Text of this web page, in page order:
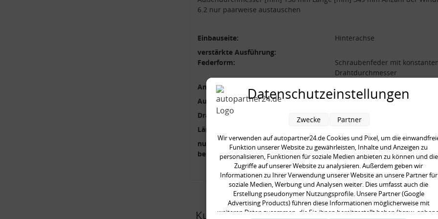
6.2 nur paarweise austauschen
Einbauseite:
Hinterachse
verstärkte Ausführung:
Federform:
Schraubenfeder mit
Drahtdurchmesser
Anzahl der Windungen:
6.2
Außendurchmesser [mm]:
138 mm
Drahtdurchmesser [mm]:
12,1 mm
Länge [mm]:
nur paarweise austauschen:
benötigte Stückzahl:
2
Kunden kauften auch
Datenschutzeinstellungen
Wir verwenden auf autopartner24.de Cookies und Pixel, um die
Funktion unserer Website zu gewährleisten, Inhalte und Anzeigen zu
personalisieren, Funktionen für soziale Medien anbieten zu können und die
Zugriffe auf unserer Website zu analysieren. Außerdem geben wir
Informationen zu Ihrer Verwendung unserer Website an unsere Partner für
soziale Medien, Werbung und Analysen weiter. Dies umfasst auch die
Erstellung pseudonymer Nutzungsprofile. Unsere Partner (Google
Advertising Products) führen diese Informationen möglicherweise mit
weiteren Daten zusammen, die Sie ihnen bereitgestellt haben (bspw.
Zwecke Partner